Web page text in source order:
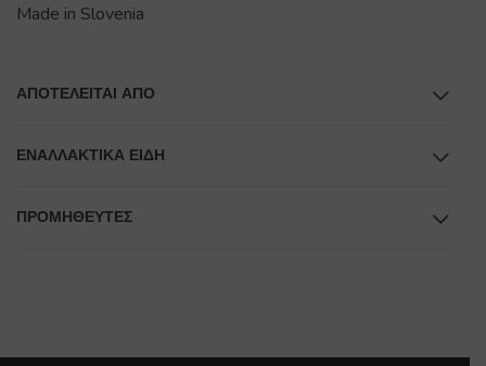
Made in Slovenia
ΑΠΟΤΕΛΕΊΤΑΙ ΑΠΌ
ΕΝΑΛΛΑΚΤΙΚΆ ΕΊΔΗ
ΠΡΟΜΗΘΕΥΤΕΣ